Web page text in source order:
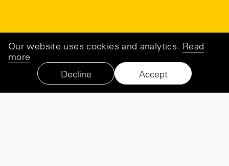
Our website uses cookies and analytics. Read
more
Decline
Accept